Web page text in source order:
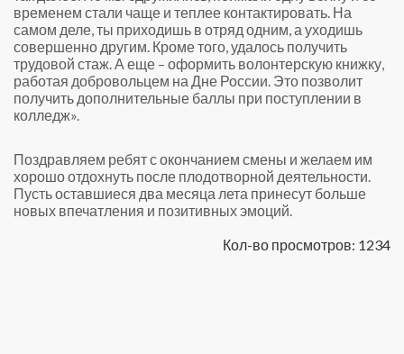
временем стали чаще и теплее контактировать. На
самом деле, ты приходишь в отряд одним, а уходишь
совершенно другим. Кроме того, удалось получить
трудовой стаж. А еще – оформить волонтерскую книжку,
работая добровольцем на Дне России. Это позволит
получить дополнительные баллы при поступлении в
колледж».
Поздравляем ребят с окончанием смены и желаем им
хорошо отдохнуть после плодотворной деятельности.
Пусть оставшиеся два месяца лета принесут больше
новых впечатления и позитивных эмоций.
Кол-во просмотров: 1234